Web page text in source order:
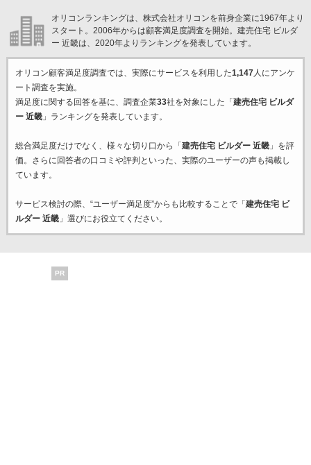
オリコンランキングは、株式会社オリコンを前身企業に1967年より
スタート。2006年からは顧客満足度調査を開始。建売住宅 ビルダ
ー 近畿は、2020年よりランキングを発表しています。
オリコン顧客満足度調査では、実際にサービスを利用した1,147人にアンケ
ート調査を実施。
満足度に関する回答を基に、調査企業33社を対象にした「 建売住宅 ビルダ
ー 近畿」ランキングを発表しています。
総合満足度だけでなく、様々な切り口から「 建売住宅 ビルダー 近畿」を評
価。さらに回答者の口コミや評判といった、実際のユーザーの声も掲載し
ています。
サービス検討の際、“ユーザー満足度”からも比較することで「 建売住宅 ビ
ルダー 近畿」選びにお役立てください。
PR